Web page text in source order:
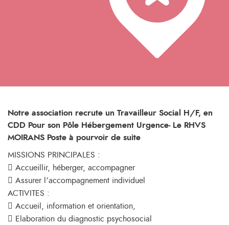
Notre association recrute un Travailleur Social H/F, en
CDD Pour son Pôle Hébergement Urgence- Le RHVS
MOIRANS Poste à pourvoir de suite
MISSIONS PRINCIPALES :
 Accueillir, héberger, accompagner
 Assurer l’accompagnement individuel
ACTIVITES :
 Accueil, information et orientation,
 Elaboration du diagnostic psychosocial